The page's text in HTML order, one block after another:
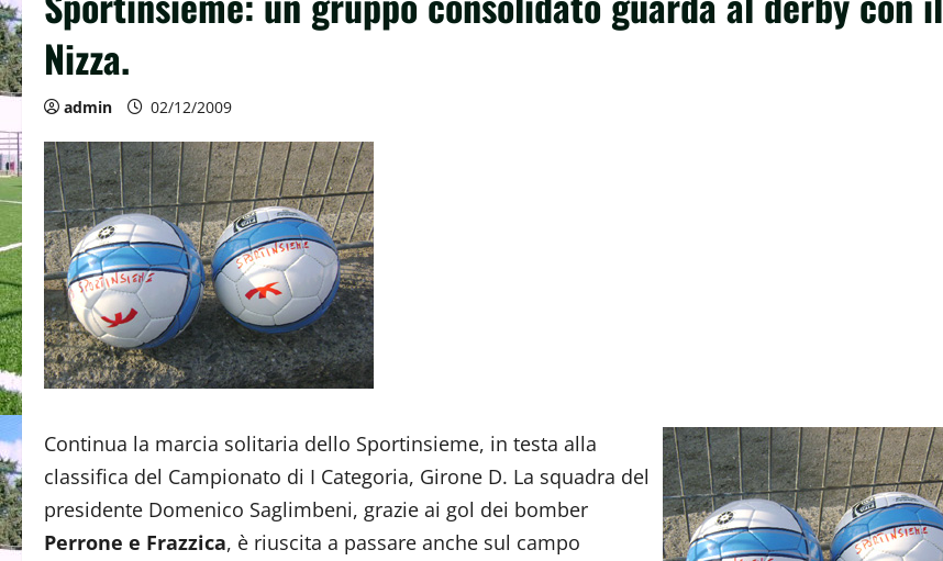
Nizza.
admin 02/12/2009
Continua la marcia solitaria dello Sportinsieme, in testa alla
classifica del Campionato di I Categoria, Girone D. La squadra del
presidente Domenico Saglimbeni, grazie ai gol dei bomber
Perrone e Frazzica, è riuscita a passare anche sul campo